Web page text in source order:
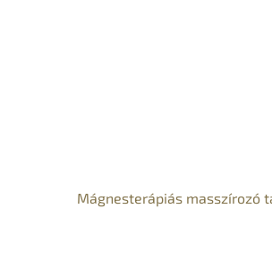
Mágnesterápiás masszírozó